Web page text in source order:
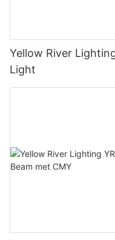
Yellow River
Light